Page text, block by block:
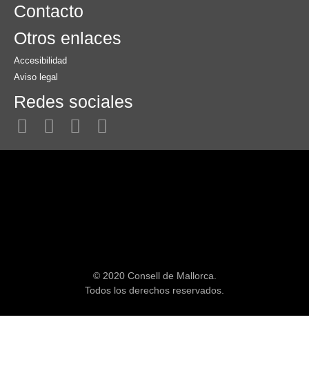
Contacto
Otros enlaces
Accesibilidad
Aviso legal
Redes sociales
© 2020 Consell de Mallorca.
Todos los derechos reservados.